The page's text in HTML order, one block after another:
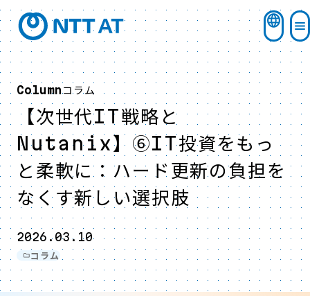
Columnコラム
【次世代IT戦略と
Nutanix】⑥IT投資をもっ
と柔軟に：ハード更新の負担を
なくす新しい選択肢
2026.03.10
コラム